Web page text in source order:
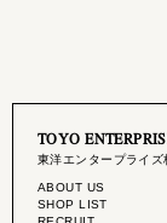
TOYO
東洋エンタープライズ
ABOUT US
SHOP LIST